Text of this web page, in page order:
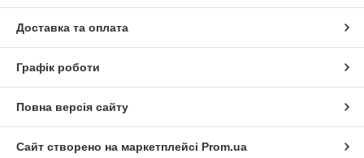
Доставка та оплата
Графік роботи
Повна версія сайту
Сайт створено на маркетплейсі Prom.ua